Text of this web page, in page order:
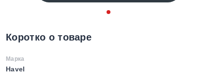
Коротко о товаре
Марка
Havel